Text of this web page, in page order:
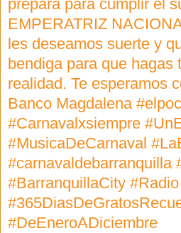
prepara para cumplir el
EMPERATRIZ
les deseamos suerte y
bendiga para que hagas
realidad. Te esperamos
Banco Magdalena
#Carnavalxsiempre
#MusicaDeCarnaval
#carnavaldebarranquilla
#BarranquillaCity #Radio
#DeEneroADiciembre